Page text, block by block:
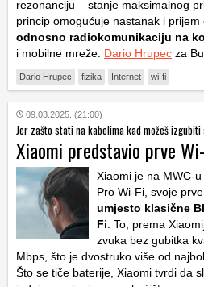
rezonanciju – stanje maksimalnog
princip omogućuje nastanak i prijem
odnosno radiokomunikaciju na
i mobilne mreže. Dario Hrupec za
Dario Hrupec fizika Internet wi-fi
09.03.2025. (21:00)
Jer zašto stati na kabelima kad možeš
Xiaomi predstavio prve
Xiaomi je na MWC-
Pro Wi-Fi, svoje
umjesto klasične
Fi . To, prema
zvuka bez gubitka
Mbps, što je dvostruko više od
Što se tiče baterije, Xiaomi tvrdi da